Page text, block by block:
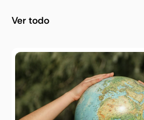
Ver todo